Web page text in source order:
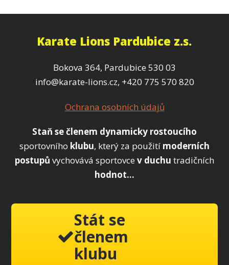
Karate Lions Pardubice z.s.
Bokova 364, Pardubice 530 03
info@karate-lions.cz, +420 775 570 820
Ochrana osobních údajů
Staň se členem dynamicky rostoucího
sportovního klubu, který za použití moderních
postupů vychovává sportovce v duchu tradičních
hodnot...
Stát se
členem
klubu